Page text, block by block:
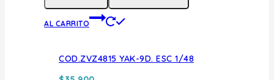
AL CARRITO
COD.ZVZ4815 YAK-9D. ESC 1/48